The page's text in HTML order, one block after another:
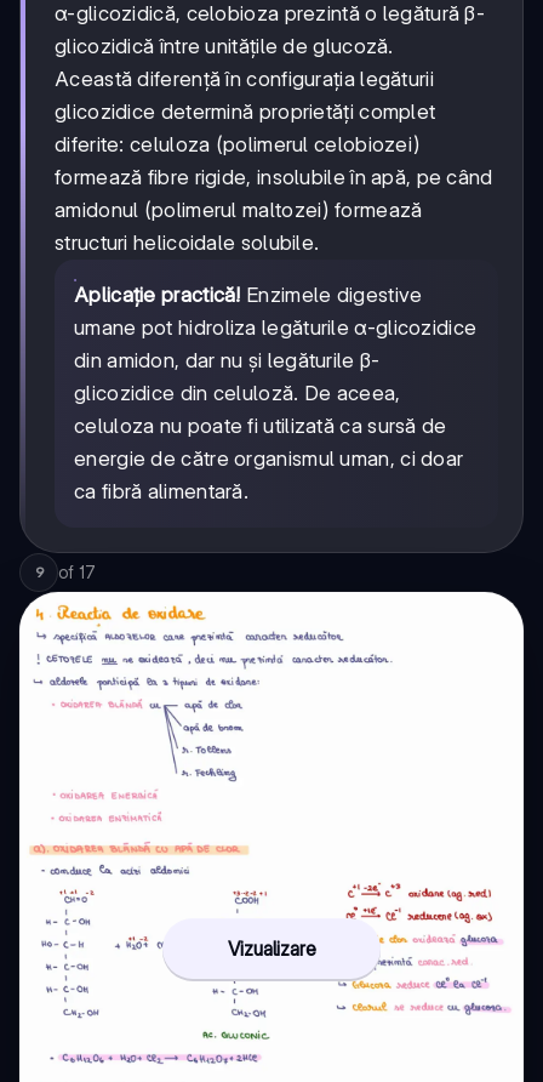
α-glicozidică, celobioza prezintă o legătură β-
glicozidică între unitățile de glucoză.
Această diferență în configurația legăturii
glicozidice determină proprietăți complet
diferite: celuloza (polimerul celobiozei)
formează fibre rigide, insolubile în apă, pe când
amidonul (polimerul maltozei) formează
structuri helicoidale solubile.
Aplicație practică! Enzimele digestive
umane pot hidroliza legăturile α-glicozidice
din amidon, dar nu și legăturile β-
glicozidice din celuloză. De aceea,
celuloza nu poate fi utilizată ca sursă de
energie de către organismul uman, ci doar
ca fibră alimentară.
9 of 17
Vizualizare